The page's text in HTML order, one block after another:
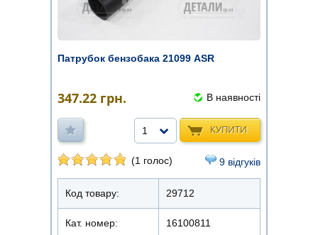
Патрубок бензобака 21099 ASR
347.22 грн. В наявності
КУПИТИ
1
(1 голос) 9 відгуків
Код товару: 29712
Кат. номер: 16100811